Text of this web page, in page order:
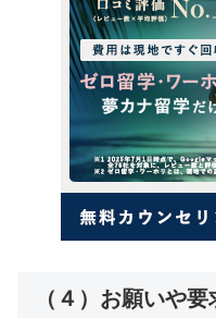
（４）お願いや